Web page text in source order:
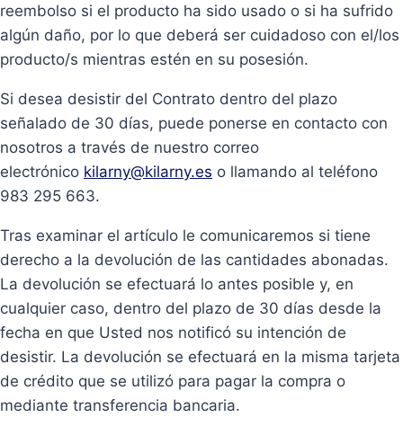
reembolso si el producto ha sido usado o si ha sufrido
algún daño, por lo que deberá ser cuidadoso con el/los
producto/s mientras estén en su posesión.
Si desea desistir del Contrato dentro del plazo
señalado de 30 días, puede ponerse en contacto con
nosotros a través de nuestro correo
electrónico kilarny@kilarny.es o llamando al teléfono
983 295 663.
Tras examinar el artículo le comunicaremos si tiene
derecho a la devolución de las cantidades abonadas.
La devolución se efectuará lo antes posible y, en
cualquier caso, dentro del plazo de 30 días desde la
fecha en que Usted nos notificó su intención de
desistir. La devolución se efectuará en la misma tarjeta
de crédito que se utilizó para pagar la compra o
mediante transferencia bancaria.